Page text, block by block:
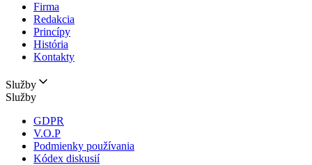
Firma
Redakcia
Princípy
História
Kontakty
Služby
Služby
GDPR
V.O.P
Podmienky používania
Kódex diskusií